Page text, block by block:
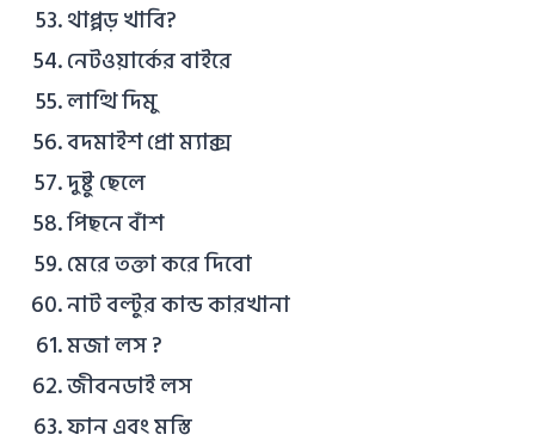
থাপ্পড় খাবি?
নেটওয়ার্কের বাইরে
লাত্থি দিমু
বদমাইশ প্রো ম্যাক্স
দুষ্টু ছেলে
পিছনে বাঁশ
মেরে তক্তা করে দিবো
নাট বল্টুর কান্ড কারখানা
মজা লস ?
জীবনডাই লস
ফান এবং মস্তি